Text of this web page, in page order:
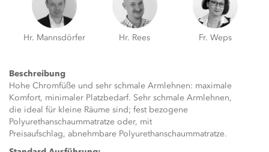
Hr. Mannsdörfer Hr. Rees Fr. Weps
Beschreibung
Hohe Chromfüße und sehr schmale Armlehnen: maximale
Komfort, minimaler Platzbedarf. Sehr schmale Armlehnen,
die ideal für kleine Räume sind; fest bezogene
Polyurethanschaummatratze oder, mit
Preisaufschlag, abnehmbare Polyurethanschaummatratze.